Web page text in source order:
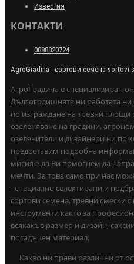
Известия
КОНТАКТИ
0888320724
AgroGradina - сортови семена sortovi
АгроГрадина е специализиран
Дългогодишната ни работата
по изграждане на тревни площи
озеленяване на градини,
озеленители и дизайнери ни
предоставим подробна
мисия е да Ви помогнем да
мечти. За това само при нас
- специално селектирани и
сортови семена, тревни смески
инструменти както за
всякакъв размер и дизайн,
посадъчен материал.
Какво ни прави различни от